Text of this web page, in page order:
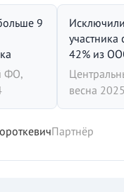
9
ФО,
Исключили
участника
42% из
весна 2025
Партнёр